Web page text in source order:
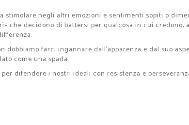
stimolare negli altri emozioni e sentimenti sopiti o
che decidono di battersi per qualcosa in cui
dobbiamo farci ingannare dall’apparenza e dal suo
come una spada.
difendere i nostri ideali con resistenza e